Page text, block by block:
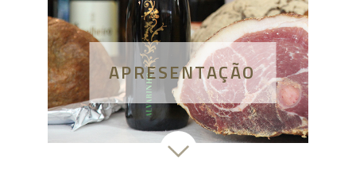
APRESENTAÇÃO